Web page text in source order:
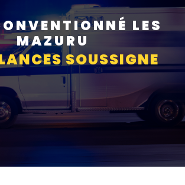
LES
MAZURU
SOUSSIGNE